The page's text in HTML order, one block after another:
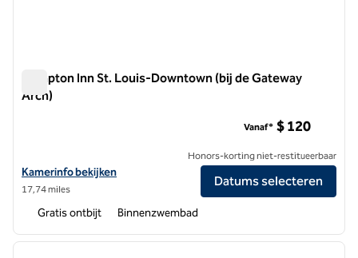
Hampton Inn St. Louis-Downtown (bij de Gateway
Arch)
Bekijk hoteldetails voor Hampton Inn St. Louis-Downtown (bij de
Kamerinfo bekijken
17,74 miles
Vanaf* $ 120
Honors-korting niet-restitueerbaar
Datums selecteren
Gratis ontbijt Binnenzwembad
1 van 12